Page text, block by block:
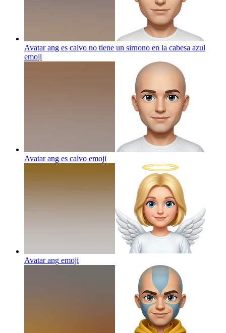
Avatar ang es calvo no tiene un sirnono en la cabesa azul
emoji
Avatar ang es calvo emoji
Avatar ang emoji